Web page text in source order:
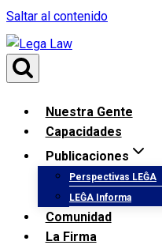
Saltar al contenido
Nuestra Gente
Capacidades
Publicaciones
Perspectivas LEĜA
LEĜA Informa
Comunidad
La Firma